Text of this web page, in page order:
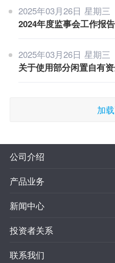
2025年03月26日 星期三
2024年度监事会工作报告
2025年03月26日 星期三
关于使用部分闲置自有
加
公司介绍
产品业务
新闻中心
投资者关系
联系我们